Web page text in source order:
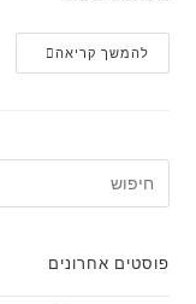
להמשך קריאהמהו
קורס
פוסטים אחרונים